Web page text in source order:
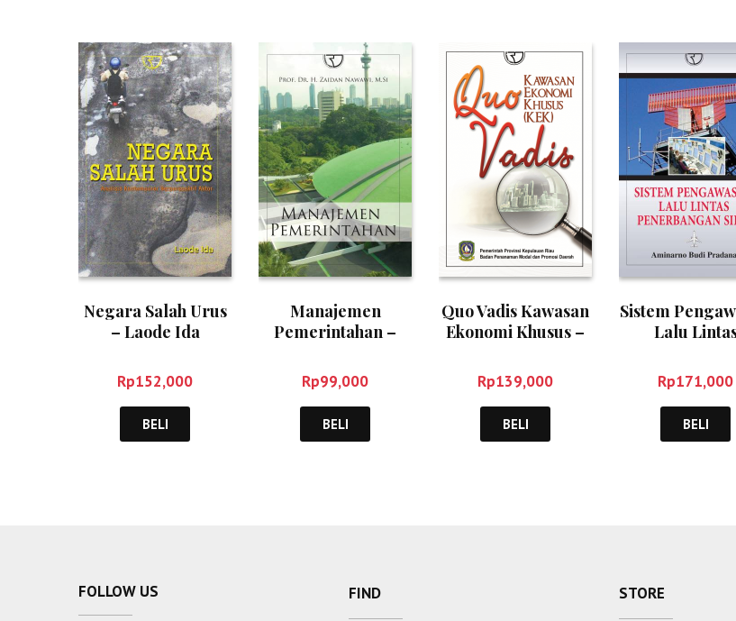
Negara Salah Urus
– Laode Ida
Rp152,000
BELI
Manajemen
Pemerintahan –
Rp99,000
BELI
Quo Vadis Kawasan
Ekonomi Khusus –
Rp139,000
BELI
Sistem
Lalu
– Aminarno
Rp171,000
BELI
FOLLOW US FIND STORE